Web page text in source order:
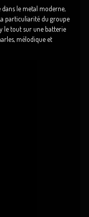
le metal moderne,
particuliarité du groupe
le tout sur une batterie
mélodique et